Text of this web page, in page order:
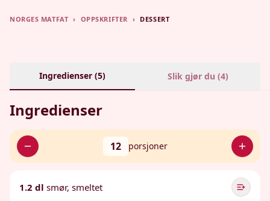
NORGES MATFAT › OPPSKRIFTER › DESSERT
Ingredienser (5) Slik gjør du (4)
Ingredienser
12 porsjoner
1.2 dl smør, smeltet